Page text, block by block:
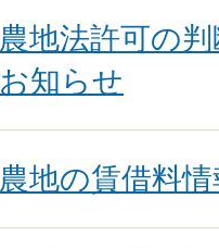
農地法許可の
お知らせ
農地の賃借料情